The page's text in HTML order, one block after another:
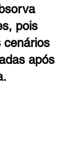
pois
cenários
após